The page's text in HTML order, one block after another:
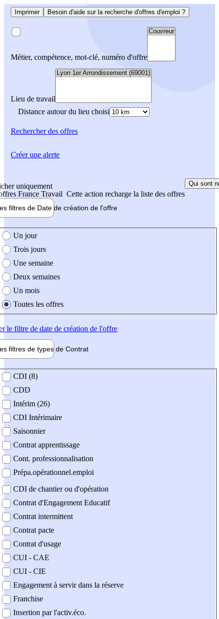
Imprimer Besoin d'aide sur la recherche d'offres d'emploi ?
Métier, compétence, mot-clé, numéro d'offre
Lieu de travail
Distance autour du lieu choisi
Rechercherdes offres
uniquement
France Travail Cette action recharge la liste des offres
Qui sont
filtres de Date de création de l'offre
création de l'offre
Un jour
Trois jours
Une semaine
Deux semaines
Un mois
Toutes les offres
le filtre de date de création de l'offre
filtres de types de Contrat
contrat
CDI (8)
CDD
Intérim (26)
CDI Intérimaire
Saisonnier
Contrat apprentissage
Cont. professionnalisation
Prépa.opérationnel.emploi
CDI de chantier ou d'opération
Contrat d'Engagement Educatif
Contrat intermittent
Contrat pacte
Contrat d'usage
CUI - CAE
CUI - CIE
Engagement à servir dans la réserve
Franchise
Insertion par l'activ.éco.
Créer une alerte